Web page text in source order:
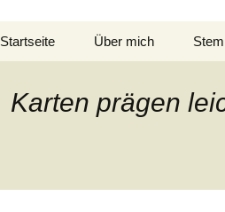
Über mich
Karten prägen